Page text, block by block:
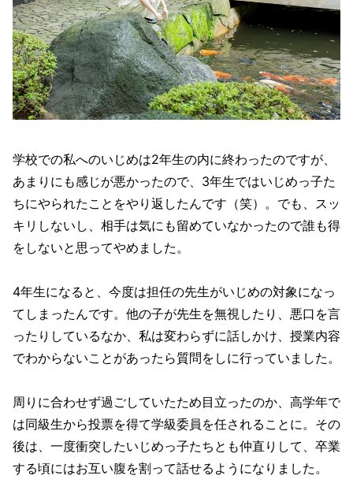
学校での私へのいじめは2年生の内に終わったのですが、
あまりにも感じが悪かったので、3年生ではいじめっ子た
ちにやられたことをやり返したんです（笑）。でも、スッ
キリしないし、相手は気にも留めていなかったので誰も得
をしないと思ってやめました。
4年生になると、今度は担任の先生がいじめの対象になっ
てしまったんです。他の子が先生を無視したり、悪口を言
ったりしているなか、私は変わらずに話しかけ、授業内容
でわからないことがあったら質問をしに行っていました。
周りに合わせず過ごしていたため目立ったのか、高学年で
は同級生から投票を得て学級委員を任されることに。その
後は、一度衝突したいじめっ子たちとも仲直りして、卒業
する頃にはお互い腹を割って話せるようになりました。